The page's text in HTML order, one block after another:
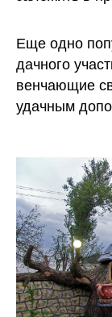
Еще одно
дачного
венчающие
удачным